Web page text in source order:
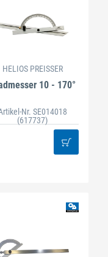
HELIOS PREISSER
10 - 170°
Nr. SE014018
(617737)